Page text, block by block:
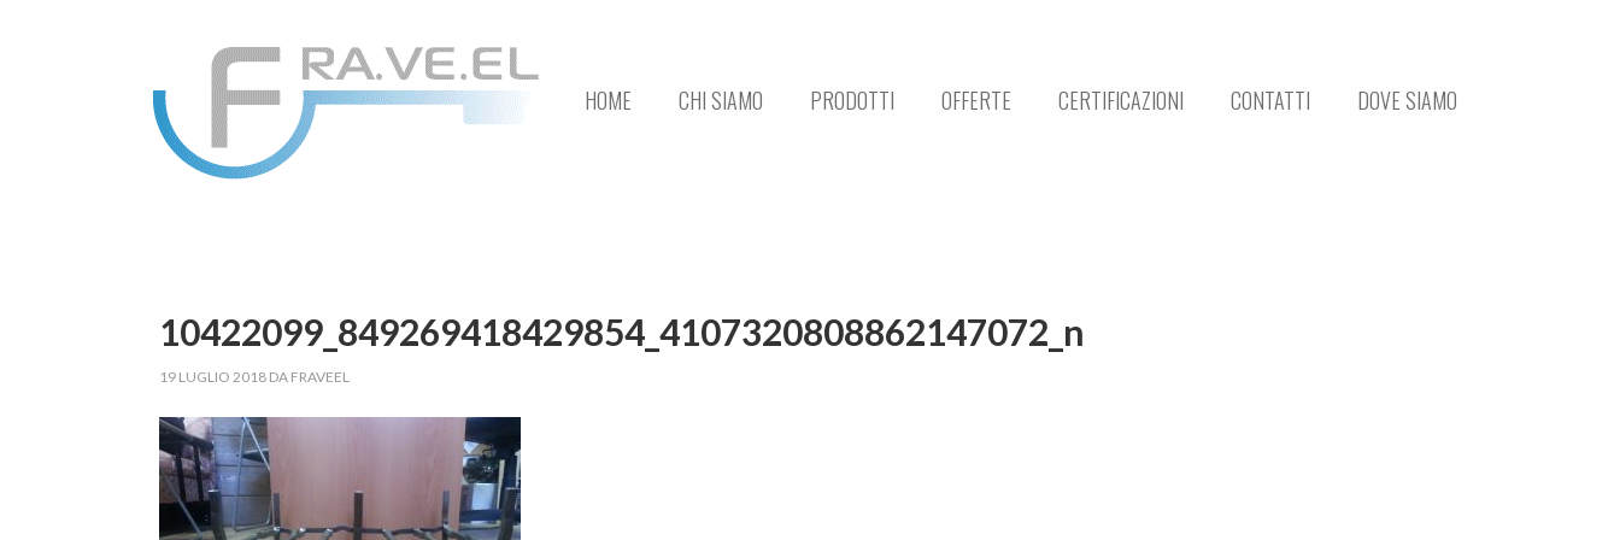
HOME CHI SIAMO PRODOTTI OFFERTE CERTIFICAZIONI CONTATTI DOVE SIAMO
10422099_849269418429854_4107320808862147072_n
19 LUGLIO 2018 DA FRAVEEL